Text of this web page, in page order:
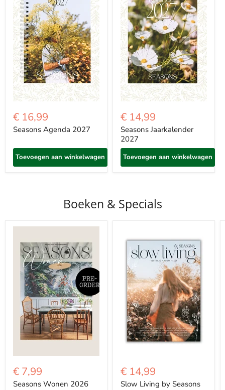
€ 16,99
Seasons Agenda 2027
Toevoegen aan winkelwagen
€ 14,99
Seasons Jaarkalender
2027
Toevoegen aan winkelwagen
Boeken & Specials
€ 7,99
Seasons Wonen 2026
€ 14,99
Slow Living by Seasons